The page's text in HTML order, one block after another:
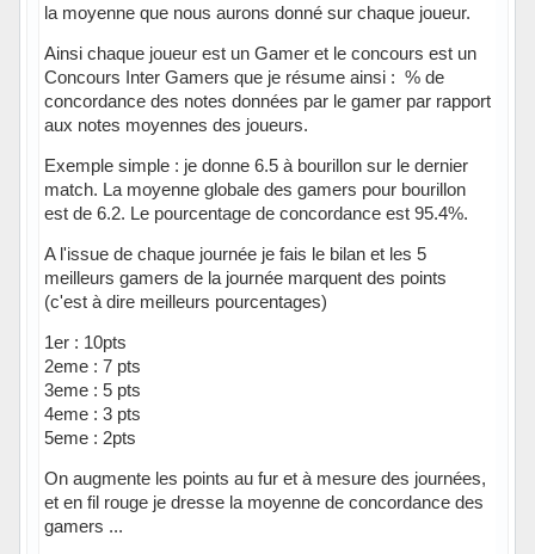
la moyenne que nous aurons donné sur chaque joueur.
Ainsi chaque joueur est un Gamer et le concours est un
Concours Inter Gamers que je résume ainsi : % de
concordance des notes données par le gamer par rapport
aux notes moyennes des joueurs.
Exemple simple : je donne 6.5 à bourillon sur le dernier
match. La moyenne globale des gamers pour bourillon
est de 6.2. Le pourcentage de concordance est 95.4%.
A l'issue de chaque journée je fais le bilan et les 5
meilleurs gamers de la journée marquent des points
(c'est à dire meilleurs pourcentages)
1er : 10pts
2eme : 7 pts
3eme : 5 pts
4eme : 3 pts
5eme : 2pts
On augmente les points au fur et à mesure des journées,
et en fil rouge je dresse la moyenne de concordance des
gamers ...